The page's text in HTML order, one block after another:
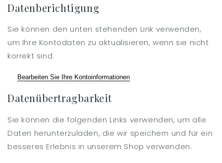
Datenberichtigung
Sie können den unten stehenden Link verwenden,
um Ihre Kontodaten zu aktualisieren, wenn sie nicht
korrekt sind.
Bearbeiten Sie Ihre Kontoinformationen
Datenübertragbarkeit
Sie können die folgenden Links verwenden, um alle
Daten herunterzuladen, die wir speichern und für ein
besseres Erlebnis in unserem Shop verwenden.